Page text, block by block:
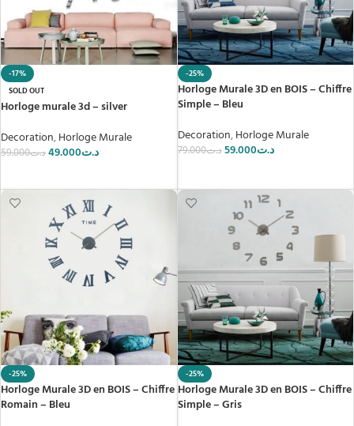
-17%
SOLD OUT
Horloge murale 3d – silver
Decoration,Horloge Murale
د.ت59.000 د.ت49.000
-25%
Horloge Murale 3D en BOIS – Chiffre
Simple – Bleu
Decoration,Horloge Murale
د.ت79.000 د.ت59.000
-25%
Horloge Murale 3D en BOIS – Chiffre
Romain – Bleu
-25%
Horloge Murale 3D en BOIS – Chiffre
Simple – Gris